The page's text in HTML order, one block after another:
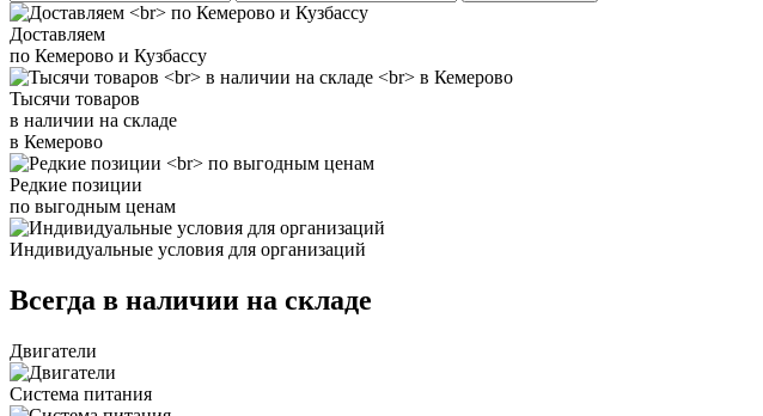
Доставляем
по Кемерово и Кузбассу
Тысячи товаров
в наличии на складе
в Кемерово
Редкие позиции
по выгодным ценам
Индивидуальные условия для организаций
Всегда в наличии на складе
Двигатели
Система питания